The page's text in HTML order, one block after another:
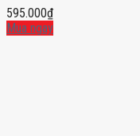
595.000₫
Mua ngay